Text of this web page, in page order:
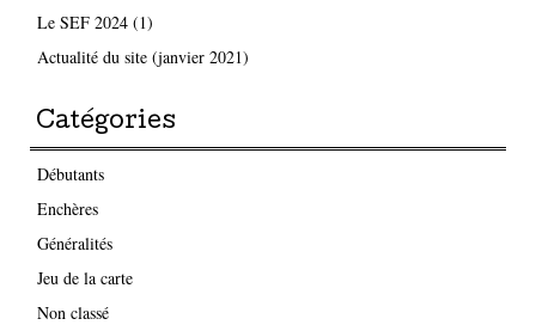
Le SEF 2024 (1)
Actualité du site (janvier 2021)
Catégories
Débutants
Enchères
Généralités
Jeu de la carte
Non classé